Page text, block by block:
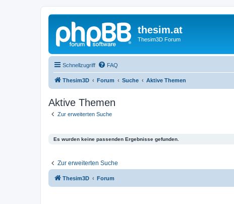
thesim.at
Thesim3D Forum
Schnellzugriff FAQ
Thesim3D Forum Suche Aktive Themen
Aktive Themen
Zur erweiterten Suche
Es wurden keine passenden Ergebnisse gefunden.
Zur erweiterten Suche
Thesim3D Forum